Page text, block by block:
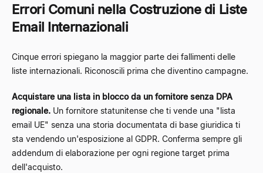
Errori Comuni nella Costruzione di Liste
Email Internazionali
Cinque errori spiegano la maggior parte dei fallimenti delle
liste internazionali. Riconoscili prima che diventino campagne.
Acquistare una lista in blocco da un fornitore senza DPA
regionale. Un fornitore statunitense che ti vende una "lista
email UE" senza una storia documentata di base giuridica ti
sta vendendo un'esposizione al GDPR. Conferma sempre gli
addendum di elaborazione per ogni regione target prima
dell'acquisto.